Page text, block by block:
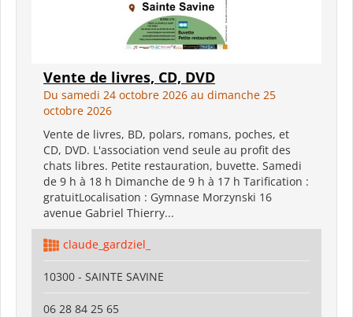
Vente de livres, CD, DVD
Du samedi 24 octobre 2026 au dimanche 25
octobre 2026
Vente de livres, BD, polars, romans, poches, et
CD, DVD. L'association vend seule au profit des
chats libres. Petite restauration, buvette. Samedi
de 9 h à 18 h Dimanche de 9 h à 17 h Tarification :
gratuitLocalisation : Gymnase Morzynski 16
avenue Gabriel Thierry...
claude_gardziel_
10300 - SAINTE SAVINE
06 28 84 25 65